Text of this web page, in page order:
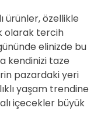
ürünler, özellikle
olarak tercih
elinizde bu
kendinizi taze
pazardaki yeri
yaşam trendine
içecekler büyük